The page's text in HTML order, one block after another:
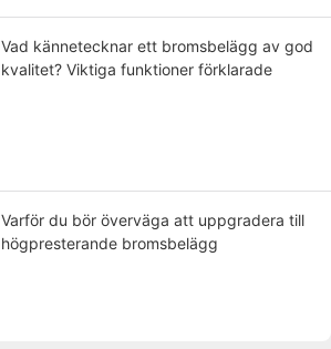
Vad kännetecknar ett bromsbelägg av god
kvalitet? Viktiga funktioner förklarade
Varför du bör överväga att uppgradera till
högpresterande bromsbelägg